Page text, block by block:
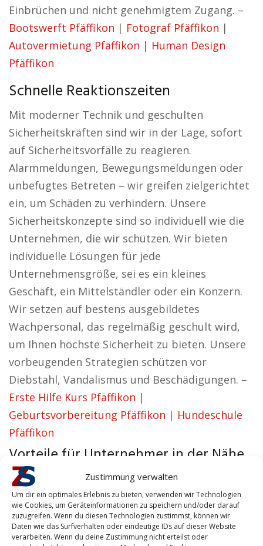
Zustimmung verwalten
Um dir ein optimales Erlebnis zu bieten, verwenden wir Technologien
wie Cookies, um Geräteinformationen zu speichern und/oder darauf
zuzugreifen. Wenn du diesen Technologien zustimmst, können wir
Daten wie das Surfverhalten oder eindeutige IDs auf dieser Website
verarbeiten. Wenn du deine Zustimmung nicht erteilst oder
Einbrüchen und nicht genehmigtem Zugang. –
Bootswerft Pfäffikon | Fotograf Pfäffikon |
Autovermietung Pfäffikon | Human Design
Pfäffikon
Schnelle Reaktionszeiten
Mit moderner Technik und geschulten
Sicherheitskräften sind wir in der Lage, sofort
auf Sicherheitsvorfälle zu reagieren.
Alarmmeldungen, Bewegungsmeldungen oder
unbefugtes Betreten – wir greifen zielgerichtet
ein, um Schäden zu verhindern. Unsere
Sicherheitskonzepte sind so individuell wie die
Unternehmen, die wir schützen. Wir bieten
individuelle Lösungen für jede
Unternehmensgröße, sei es ein kleines
Geschäft, ein Mittelständler oder ein Konzern.
Wir setzen auf bestens ausgebildetes
Wachpersonal, das regelmäßig geschult wird,
um Ihnen höchste Sicherheit zu bieten. Unsere
vorbeugenden Strategien schützen vor
Diebstahl, Vandalismus und Beschädigungen. –
Erste Hilfe Kurs Pfäffikon |
Geburtsvorbereitung Pfäffikon | Hundeschule
Pfäffikon
Vorteile für Unternehmer in der Nähe
von Pfäffikon
Fabienne aus Pfäffikon vertritt den
Standpunkt:
Effektive Sicherheitslösungen, die Vertrauen